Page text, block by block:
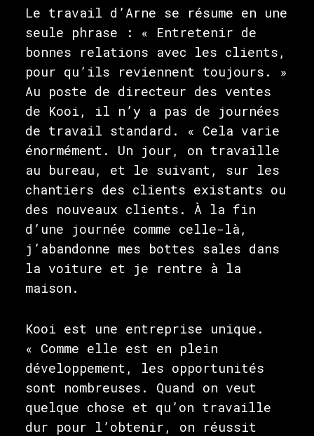
Le travail d’Arne se résume en une
seule phrase : « Entretenir de
bonnes relations avec les clients,
pour qu’ils reviennent toujours. »
Au poste de directeur des ventes
de Kooi, il n’y a pas de journées
de travail standard. « Cela varie
énormément. Un jour, on travaille
au bureau, et le suivant, sur les
chantiers des clients existants ou
des nouveaux clients. À la fin
d’une journée comme celle-là,
j’abandonne mes bottes sales dans
la voiture et je rentre à la
maison.
Kooi est une entreprise unique.
« Comme elle est en plein
développement, les opportunités
sont nombreuses. Quand on veut
quelque chose et qu’on travaille
dur pour l’obtenir, on réussit